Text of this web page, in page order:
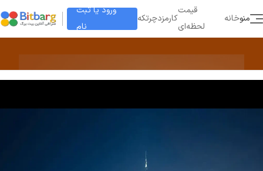
ورود یا ثبت
نام
چرتکهکارمزد
قیمت
لحظه‌ای
خانهمنو